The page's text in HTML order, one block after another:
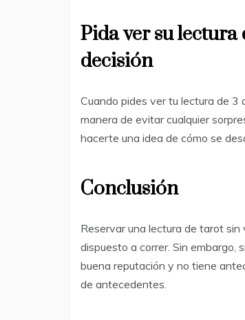
Pida ver su lectura
decisión
Cuando pides ver tu lectura de 3
manera de evitar cualquier
hacerte una idea de cómo se
Conclusión
Reservar una lectura de tarot
dispuesto a correr. Sin embargo,
buena reputación y no tiene
de antecedentes.